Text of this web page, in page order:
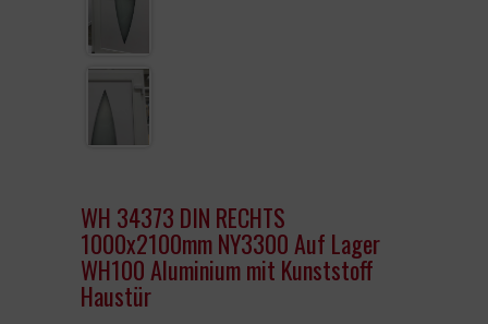
WH 34373 DIN RECHTS
1000x2100mm NY3300 Auf Lager
WH100 Aluminium mit Kunststoff
Haustür